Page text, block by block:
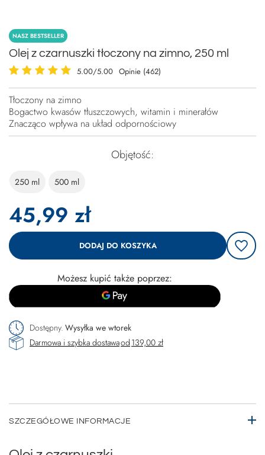
NASZ BESTSELLER
Olej z czarnuszki tłoczony na zimno, 250 ml
5.00/5.00 Opinie (462)
Tłoczony na zimno
Bogactwo kwasów tłuszczowych, witamin i minerałów
Znacząco wpływa na układ odpornościowy
Objętość
250 ml 500 ml
45,99 zł
DODAJ DO KOSZYKA
Możesz kupić także poprzez:
Dostępny Wysyłka we wtorek
Darmowa i szybka dostawaod 139,00 zł
SZCZEGÓŁOWE INFORMACJE